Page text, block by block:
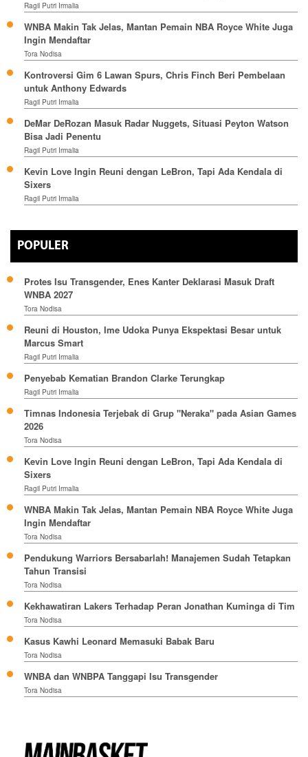
Ragil Putri Irmalia
WNBA Makin Tak Jelas, Mantan Pemain NBA Royce White Juga
Ingin Mendaftar
Tora Nodisa
Kontroversi Gim 6 Lawan Spurs, Chris Finch Beri Pembelaan
untuk Anthony Edwards
Ragil Putri Irmalia
DeMar DeRozan Masuk Radar Nuggets, Situasi Peyton Watson
Bisa Jadi Penentu
Ragil Putri Irmalia
Kevin Love Ingin Reuni dengan LeBron, Tapi Ada Kendala di
Sixers
Ragil Putri Irmalia
POPULER
Protes Isu Transgender, Enes Kanter Deklarasi Masuk Draft
WNBA 2027
Tora Nodisa
Reuni di Houston, Ime Udoka Punya Ekspektasi Besar untuk
Marcus Smart
Ragil Putri Irmalia
Penyebab Kematian Brandon Clarke Terungkap
Ragil Putri Irmalia
Timnas Indonesia Terjebak di Grup "Neraka" pada Asian Games
2026
Tora Nodisa
Kevin Love Ingin Reuni dengan LeBron, Tapi Ada Kendala di
Sixers
Ragil Putri Irmalia
WNBA Makin Tak Jelas, Mantan Pemain NBA Royce White Juga
Ingin Mendaftar
Tora Nodisa
Pendukung Warriors Bersabarlah! Manajemen Sudah Tetapkan
Tahun Transisi
Tora Nodisa
Kekhawatiran Lakers Terhadap Peran Jonathan Kuminga di Tim
Tora Nodisa
Kasus Kawhi Leonard Memasuki Babak Baru
Tora Nodisa
WNBA dan WNBPA Tanggapi Isu Transgender
Tora Nodisa